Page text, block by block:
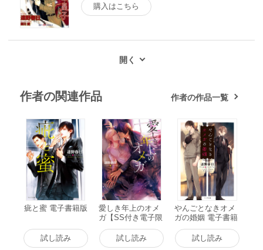
購入はこちら
作者の関連作品 作者の作品一覧
疵と蜜 電子書籍版
試し読み
愛しき年上のオメ
ガ【SS付き電子限
定版】 電子書籍版
試し読み
やんごとなきオメ
ガの婚姻 電子書籍
試し読み